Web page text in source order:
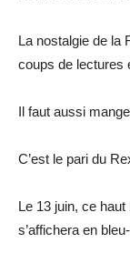
La nostalgie de la
coups de lectures
Il faut aussi
C’est le pari du
Le 13 juin, ce
s’affichera en